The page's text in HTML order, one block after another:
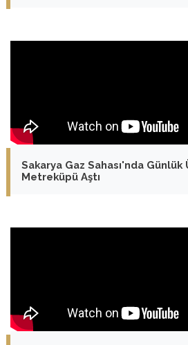
Sakarya Gaz Sahası'nda
Metreküpü Aştı